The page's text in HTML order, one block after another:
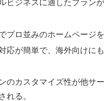
ビジネスに適したプランが
プロ並みのホームページを
応が簡単で、海外向けにも
のカスタマイズ性が他サ
れる。